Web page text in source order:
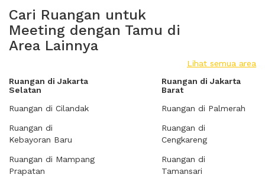
Cari Ruangan untuk
Meeting dengan Tamu di
Area Lainnya
Lihat semua area
Ruangan di Jakarta
Selatan
Ruangan di Cilandak
Ruangan di
Kebayoran Baru
Ruangan di Mampang
Prapatan
Ruangan di Jakarta
Barat
Ruangan di Palmerah
Ruangan di
Cengkareng
Ruangan di
Tamansari